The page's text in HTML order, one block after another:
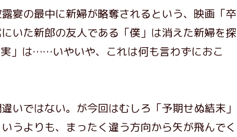
宴の最中に新婦が略奪されるという、映画「卒
いた新郎の友人である「僕」は消えた新婦を探
」は……いやいや、これは何も言わずにおこ
いではない。が今回はむしろ「予期せぬ結末」
うよりも、まったく違う方向から矢が飛んでく